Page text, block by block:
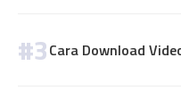
Cara Download